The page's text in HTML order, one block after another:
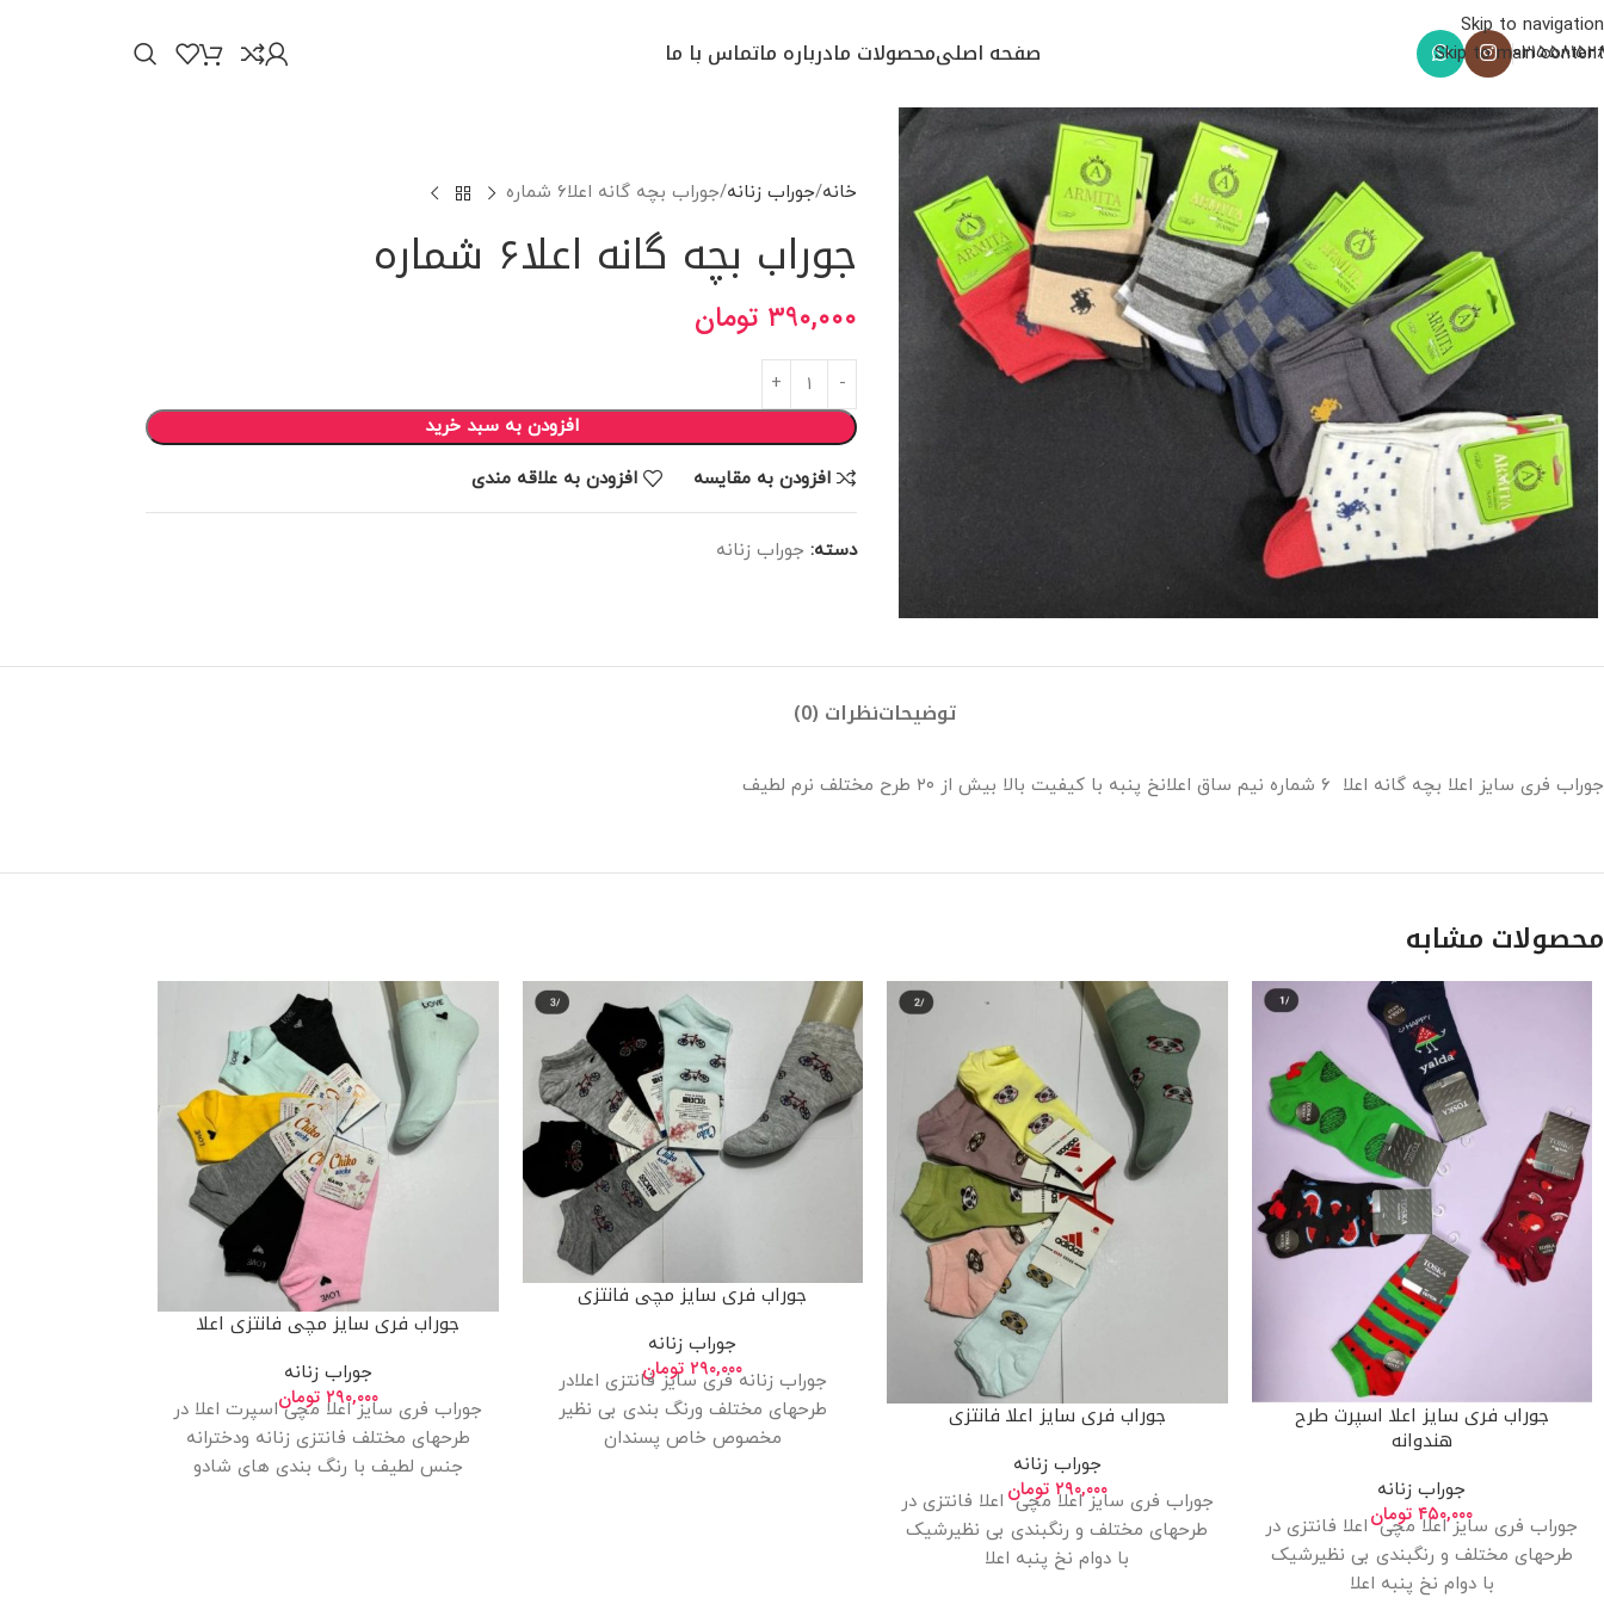
Skip to navigation
Skip to main content
صفحه اصلیمحصولات مادرباره ماتماس با ما
خانه جوراب زنانه جوراب بچه گانه اعلا۶ شماره
جوراب بچه گانه اعلا۶ شماره
۳۹۰,۰۰۰ تومان
افزودن به سبد خرید
افزودن به مقایسه افزودن به علاقه مندی
دسته: جوراب زنانه
توضیحاتنظرات (0)
جوراب فری سایز اعلا بچه گانه اعلا ۶ شماره نیم ساق اعلانخ پنبه با کیفیت بالا بیش از ۲۰ طرح مختلف نرم لطیف
محصولات مشابه
جوراب فری سایز اعلا اسپرت طرح
هندوانه
جوراب زنانه
۴۵۰,۰۰۰ تومان
جوراب فری سایز اعلا مچی اعلا فانتزی در
طرحهای مختلف و رنگبندی بی نظیرشیک
با دوام نخ پنبه اعلا
جوراب فری سایز اعلا فانتزی
جوراب زنانه
۲۹۰,۰۰۰ تومان
جوراب فری سایز اعلا مچی اعلا فانتزی در
طرحهای مختلف و رنگبندی بی نظیرشیک
با دوام نخ پنبه اعلا
جوراب فری سایز مچی فانتزی
جوراب زنانه
۲۹۰,۰۰۰ تومان
جوراب زنانه فری سایز فانتزی اعلادر
طرحهای مختلف ورنگ بندی بی نظیر
مخصوص خاص پسندان
جوراب فری سایز مچی فانتزی اعلا
جوراب زنانه
۲۹۰,۰۰۰ تومان
جوراب فری سایز اعلا مچی اسپرت اعلا در
طرحهای مختلف فانتزی زنانه ودخترانه
جنس لطیف با رنگ بندی های شادو